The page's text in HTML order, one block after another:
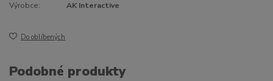
Výrobce:
AK Interactive
Do oblíbených
Podobné produkty